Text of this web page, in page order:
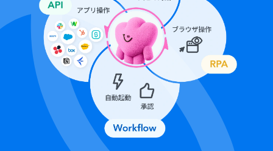
リを使用することができます。
Google Chatとの連携はGoogle Workspaceの場合のみ
可能です。詳細は「 Google Chatでスペースにメッセージ
を送る方法」を参照ください。
Googleフォームをトリガーとして使用した際の回答内容
を取得する方法は「 Googleフォームトリガーで、回答内
容を取得する方法
」を参照ください。
データベースを操作するオペレーションで、レコード追加
や更新を行う際は、Salesforceの入力形式に沿って設定を
行ってください。例えば、Salesforceの入力形式が選択式
かつ英語入力の場合、選択肢に存在しない値や異なる言
語で入力した値はエラーとなりますのでご注意くださ